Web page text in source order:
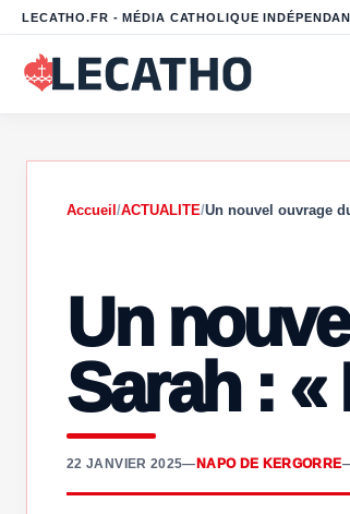
LECATHO.FR - MÉDIA CATHOLIQUE
Accueil /ACTUALITE/Un nouvel ouvrage
Un
Sarah : «
22 JANVIER 2025— NAPO DE KERGORRE